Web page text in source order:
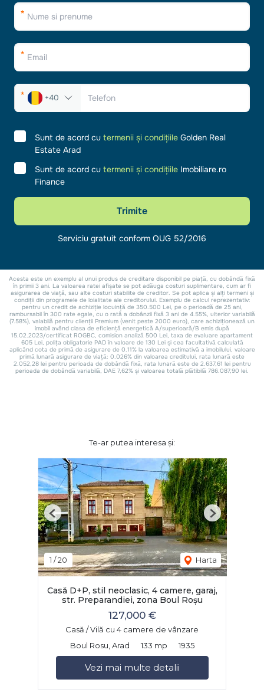
Te-ar putea interesa și:
1 /20 Harta
Previous Next
Casă D+P, stil neoclasic, 4 camere, garaj,
str. Preparandiei, zona Boul Roșu
127,000 €
Casă / Vilă cu 4 camere de vânzare
Boul Rosu, Arad
133 mp 1935
Vezi mai multe detalii